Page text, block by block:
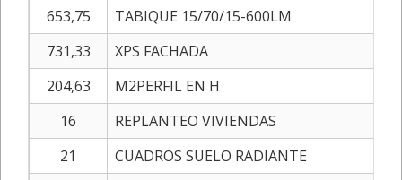
653,75
TABIQUE 15/70/15-600LM
731,33
XPS FACHADA
204,63
M2PERFIL EN H
16
REPLANTEO VIVIENDAS
21
CUADROS SUELO RADIANTE